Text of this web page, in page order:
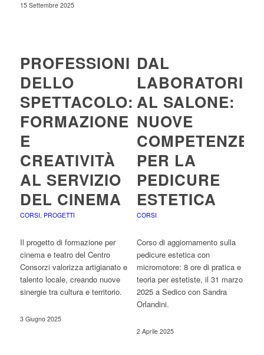
15 Settembre 2025
PROFESSIONI
DELLO
SPETTACOLO:
FORMAZIONE
E
CREATIVITÀ
AL SERVIZIO
DEL CINEMA
CORSI, PROGETTI
Il progetto di formazione per
cinema e teatro del Centro
Consorzi valorizza artigianato e
talento locale, creando nuove
sinergie tra cultura e territorio.
3 Giugno 2025
DAL
LABORATORIO
AL SALONE:
NUOVE
COMPETENZE
PER LA
PEDICURE
ESTETICA
CORSI
Corso di aggiornamento sulla
pedicure estetica con
micromotore: 8 ore di pratica e
teoria per estetiste, il 31 marzo
2025 a Sedico con Sandra
Orlandini.
2 Aprile 2025